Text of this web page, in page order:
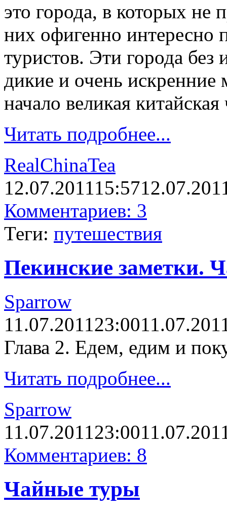
это города, в которых не
них офигенно интересно
туристов. Эти города
дикие и очень искренние
начало великая
Читать подробнее...
RealChinaTea
12.07.201115:57
Комментариев: 3
Теги: путешествия
Пекинские заметки.
Sparrow
11.07.201123:00
Глава 2. Едем, едим и
Читать подробнее...
Sparrow
11.07.201123:00
Комментариев: 8
Чайные туры